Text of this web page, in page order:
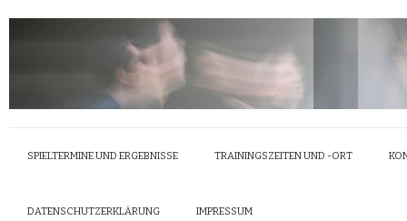
SPIELTERMINE UND ERGEBNISSE TRAININGSZEITEN UND -ORT
DATENSCHUTZERKLÄRUNG IMPRESSUM